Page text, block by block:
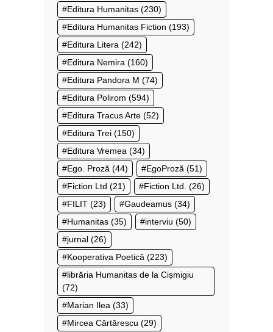
Editura Humanitas (230)
Editura Humanitas Fiction (193)
Editura Litera (242)
Editura Nemira (160)
Editura Pandora M (74)
Editura Polirom (594)
Editura Tracus Arte (52)
Editura Trei (150)
Editura Vremea (34)
Ego. Proză (44) EgoProză (51)
Fiction Ltd (21) Fiction Ltd. (26)
FILIT (23) Gaudeamus (34)
Humanitas (35) interviu (50)
jurnal (26)
Kooperativa Poetică (223)
librăria Humanitas de la Cișmigiu
(72)
Marian Ilea (33)
Mircea Cărtărescu (29)